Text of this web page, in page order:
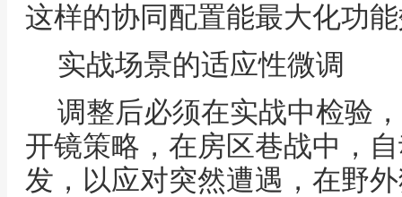
这样的协同配置能最大化功
实战场景的适应性微调
调整后必须在实战中检验
开镜策略，在房区巷战中，
发，以应对突然遭遇，在野